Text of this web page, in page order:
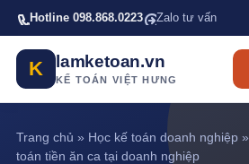
Bỏ qua tới nội dung chính
Hotline 098.868.0223 Zalo tư vấn
K lamketoan.vn
KẾ TOÁN VIỆT HƯNG
Trang chủ » Học kế toán doanh nghiệp»
toán tiền ăn ca tại doanh nghiệp